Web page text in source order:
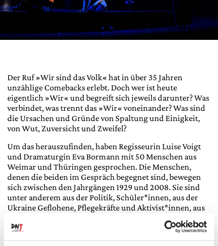
Der Ruf »Wir sind das Volk« hat in über 35 Jahren
unzählige Comebacks erlebt. Doch wer ist heute
eigentlich »Wir« und begreift sich jeweils darunter? Was
verbindet, was trennt das »Wir« voneinander? Was sind
die Ursachen und Gründe von Spaltung und Einigkeit,
von Wut, Zuversicht und Zweifel?
Um das herauszufinden, haben Regisseurin Luise Voigt
und Dramaturgin Eva Bormann mit 50 Menschen aus
Weimar und Thüringen gesprochen. Die Menschen,
denen die beiden im Gespräch begegnet sind, bewegen
sich zwischen den Jahrgängen 1929 und 2008. Sie sind
unter anderem aus der Politik, Schüler*innen, aus der
Ukraine Geflohene, Pflegekräfte und Aktivist*innen, aus
Kunstschaffende und Mitarbeitende der Lebenshilfe.